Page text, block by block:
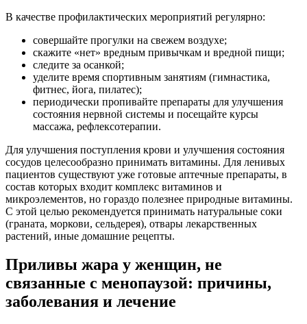
В качестве профилактических мероприятий регулярно:
совершайте прогулки на свежем воздухе;
скажите «нет» вредным привычкам и вредной пищи;
следите за осанкой;
уделите время спортивным занятиям (гимнастика,
фитнес, йога, пилатес);
периодически пропивайте препараты для улучшения
состояния нервной системы и посещайте курсы
массажа, рефлексотерапии.
Для улучшения поступления крови и улучшения состояния
сосудов целесообразно принимать витамины. Для ленивых
пациентов существуют уже готовые аптечные препараты, в
состав которых входит комплекс витаминов и
микроэлементов, но гораздо полезнее природные витамины.
С этой целью рекомендуется принимать натуральные соки
(граната, моркови, сельдерея), отвары лекарственных
растений, иные домашние рецепты.
Приливы жара у женщин, не
связанные с менопаузой: причины,
заболевания и лечение